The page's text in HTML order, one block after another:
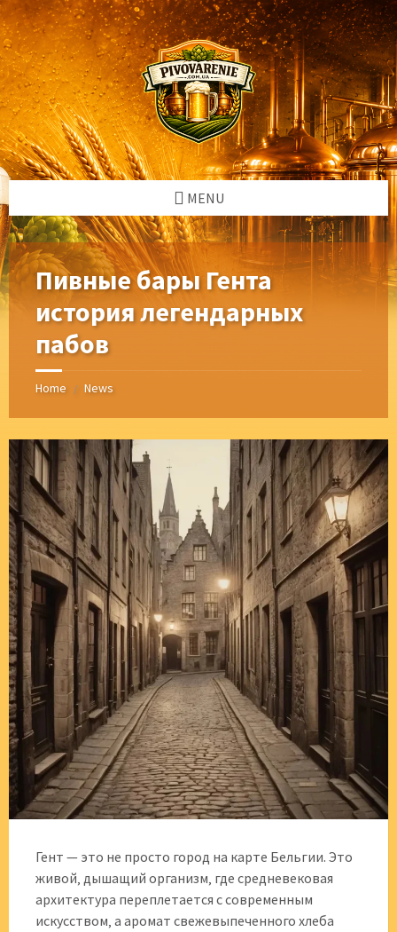
Skip
to
content
Skip
to
left
sidebar
Skip
to
right
sidebar
Skip
to
footer
MENU
Пивные бары Гента
история легендарных
пабов
Home / News
Гент — это не просто город на карте Бельгии. Это
живой‚ дышащий организм‚ где средневековая
архитектура переплетается с современным
искусством‚ а аромат свежевыпеченного хлеба